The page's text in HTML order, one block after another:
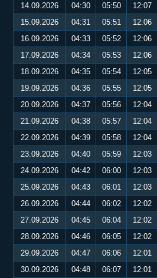
14.09.2026
04:30 05:50 12:07
15.09.2026
04:31 05:51 12:06
16.09.2026
04:33 05:52 12:06
17.09.2026
04:34 05:53 12:06
18.09.2026
04:35 05:54 12:05
19.09.2026
04:36 05:55 12:05
20.09.2026
04:37 05:56 12:04
21.09.2026
04:38 05:57 12:04
22.09.2026
04:39 05:58 12:04
23.09.2026
04:40 05:59 12:03
24.09.2026
04:42 06:00 12:03
25.09.2026
04:43 06:01 12:03
26.09.2026
04:44 06:02 12:02
27.09.2026
04:45 06:04 12:02
28.09.2026
04:46 06:05 12:02
29.09.2026
04:47 06:06 12:01
30.09.2026
04:48 06:07 12:01